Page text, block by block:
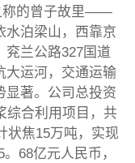
称的曾子故里——
水泊梁山，西靠京
兖兰公路327国道
大运河，交通运输
显著。公司总投资
综合利用项目，共
状焦15万吨，实现
68亿元人民币，